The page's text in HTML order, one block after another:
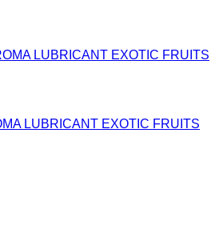
LUBRICANT EXOTIC FRUITS